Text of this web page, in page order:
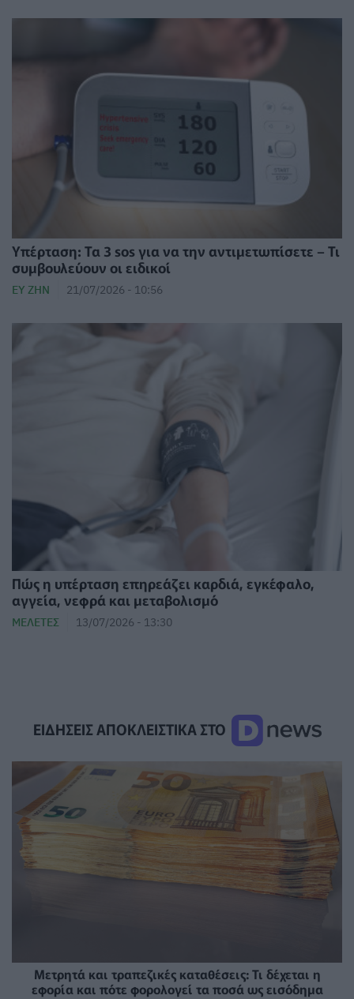
Υπέρταση: Τα 3 sos για να την αντιμετωπίσετε – Τι
συμβουλεύουν οι ειδικοί
ΕΥ ΖΗΝ 21/07/2026 - 10:56
Πώς η υπέρταση επηρεάζει καρδιά, εγκέφαλο,
αγγεία, νεφρά και μεταβολισμό
ΜΕΛΈΤΕΣ 13/07/2026 - 13:30
ΕΙΔΗΣΕΙΣ ΑΠΟΚΛΕΙΣΤΙΚΑ ΣΤΟ
Μετρητά και τραπεζικές καταθέσεις: Τι δέχεται η
εφορία και πότε φορολογεί τα ποσά ως εισόδημα